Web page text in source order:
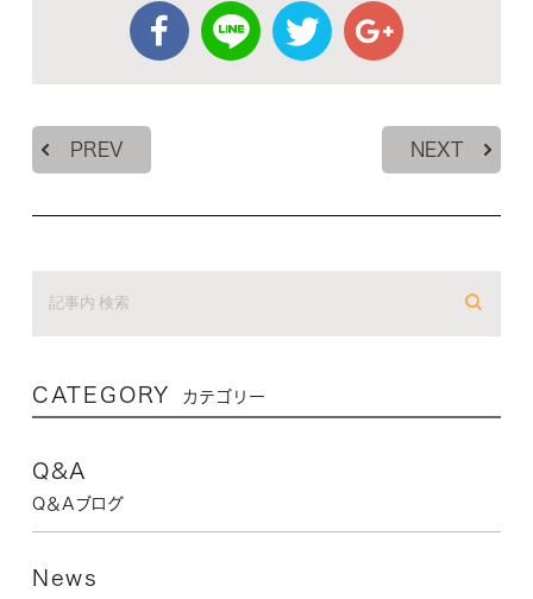
PREV NEXT
CATEGORY カテゴリー
Q&A
Q＆Aブログ
News